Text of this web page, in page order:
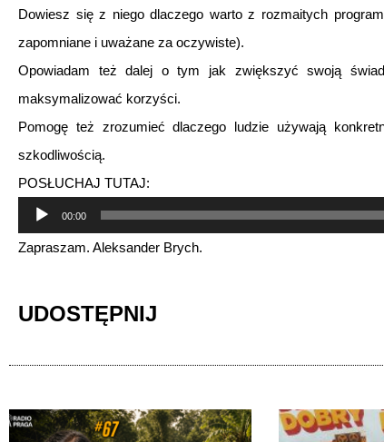
Dowiesz się z niego dlaczego warto z rozmaitych
zapomniane i uważane za oczywiste).
Opowiadam też dalej o tym jak zwiększyć swoją
maksymalizować korzyści.
Pomogę też zrozumieć dlaczego ludzie używają
szkodliwością.
POSŁUCHAJ TUTAJ:
Odtwarzacz
plików
00:00
Zapraszam. Aleksander Brych.
UDOSTĘPNIJ